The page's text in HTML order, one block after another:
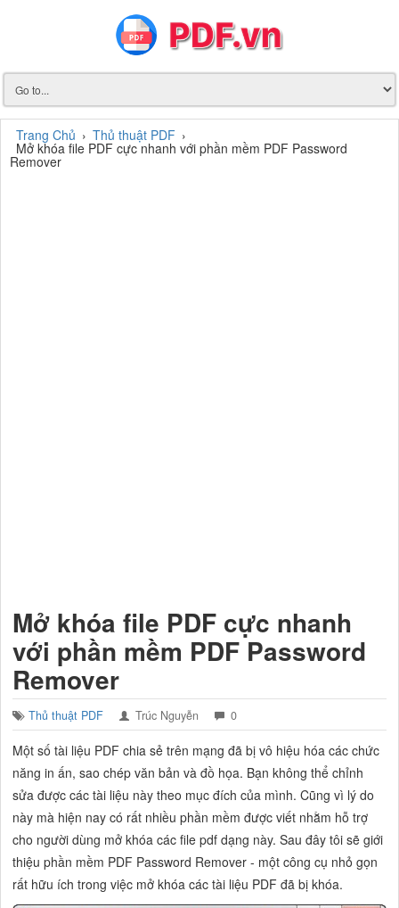
Trang Chủ › Thủ thuật PDF ›
Mở khóa file PDF cực nhanh với phần mềm PDF Password
Remover
Mở khóa file PDF cực nhanh
với phần mềm PDF Password
Remover
Thủ thuật PDF Trúc Nguyễn 0
Một số tài liệu PDF chia sẻ trên mạng đã bị vô hiệu hóa các chức
năng in ấn, sao chép văn bản và đồ họa. Bạn không thể chỉnh
sửa được các tài liệu này theo mục đích của mình. Cũng vì lý do
này mà hiện nay có rất nhiều phần mềm được viết nhằm hỗ trợ
cho người dùng mở khóa các file pdf dạng này. Sau đây tôi sẽ giới
thiệu phần mềm PDF Password Remover - một công cụ nhỏ gọn
rất hữu ích trong việc mở khóa các tài liệu PDF đã bị khóa.